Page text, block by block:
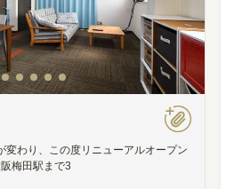
わり、この度リニューアルオープン
梅田駅まで3